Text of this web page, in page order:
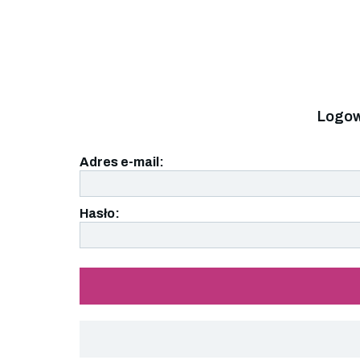
Adres e-mail:
Hasło: